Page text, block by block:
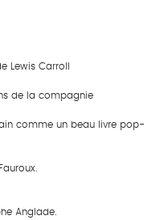
Lewis Carroll
de la compagnie
comme un beau livre pop-
Anglade.